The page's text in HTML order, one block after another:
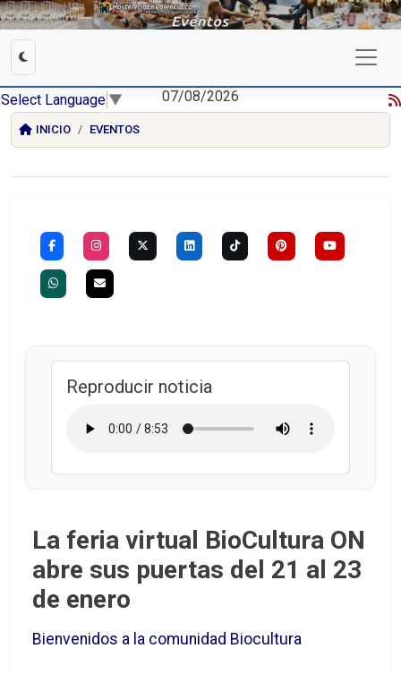
Select Language ▼ 07/08/2026
INICIO EVENTOS
Reproducir noticia
La feria virtual BioCultura ON
abre sus puertas del 21 al 23
de enero
Bienvenidos a la comunidad Biocultura